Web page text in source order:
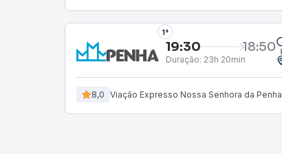
1°
19:30 18:50
Duração: 23h 20min
8,0 Viação Expresso Nossa Senhora da Penha